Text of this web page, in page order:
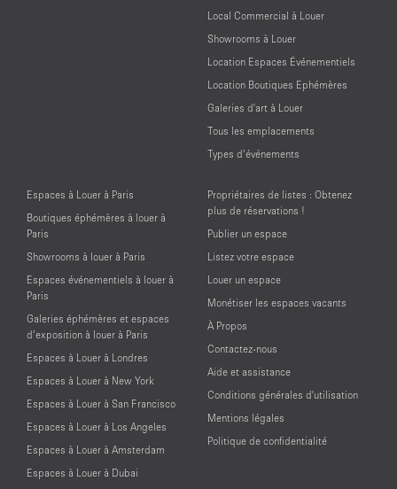
Local Commercial à Louer
Showrooms à Louer
Location Espaces Événementiels
Location Boutiques Ephémères
Galeries d'art à Louer
Tous les emplacements
Types d’événements
Espaces à Louer à Paris
Boutiques éphémères à louer à
Paris
Showrooms à louer à Paris
Espaces événementiels à louer à
Paris
Galeries éphémères et espaces
d’exposition à louer à Paris
Espaces à Louer à Londres
Espaces à Louer à New York
Espaces à Louer à San Francisco
Espaces à Louer à Los Angeles
Espaces à Louer à Amsterdam
Espaces à Louer à Dubai
Propriétaires de listes : Obtenez
plus de réservations !
Publier un espace
Listez votre espace
Louer un espace
Monétiser les espaces vacants
À Propos
Contactez-nous
Aide et assistance
Conditions générales d'utilisation
Mentions légales
Politique de confidentialité